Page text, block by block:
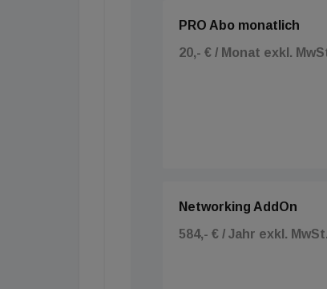
PRO Abo monatlich
20,- € / Monat exkl.
Networking AddOn
584,- € / Jahr exkl. MwSt.